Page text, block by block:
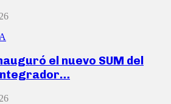
el nuevo SUM del